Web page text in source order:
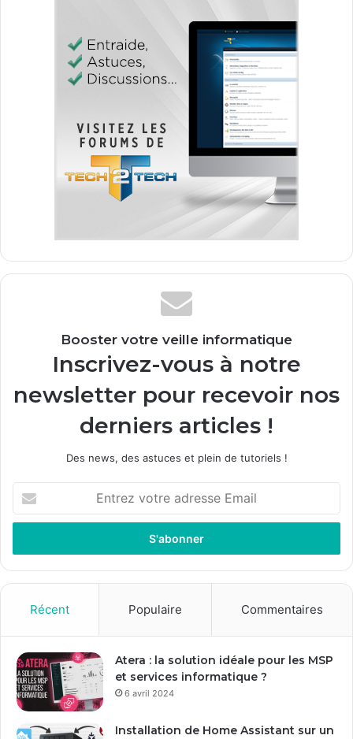
Booster votre veille informatique
Inscrivez-vous à notre
newsletter pour recevoir nos
derniers articles !
Des news, des astuces et plein de tutoriels !
votre
adresse
Récent Populaire Commentaires
Atera : la solution idéale pour les MSP
et services informatique ?
6 avril 2024
Installation de Home Assistant sur un